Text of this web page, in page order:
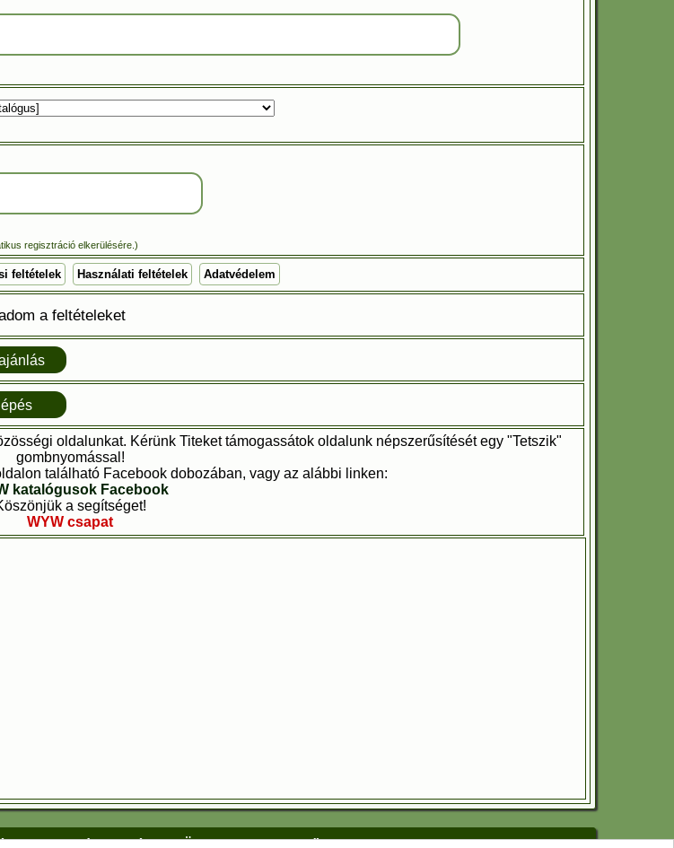
regisztráció elkerülésére.)
feltételek Használati feltételek Adatvédelem
a feltételeket
oldalunkat. Kérünk Titeket támogassátok oldalunk népszerűsítését egy "Tetszik"
gombnyomással!
található Facebook dobozában, vagy az alábbi linken:
katalógusok Facebook
a segítséget!
WYW csapat
Használati feltételek Üzenet a szerkesztőnek